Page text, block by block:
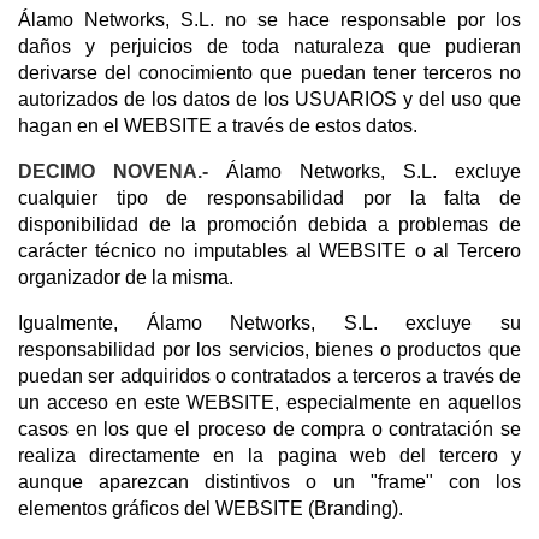
Álamo Networks, S.L. no se hace responsable por los
daños y perjuicios de toda naturaleza que pudieran
derivarse del conocimiento que puedan tener terceros no
autorizados de los datos de los USUARIOS y del uso que
hagan en el WEBSITE a través de estos datos.
DECIMO NOVENA.- Álamo Networks, S.L. excluye
cualquier tipo de responsabilidad por la falta de
disponibilidad de la promoción debida a problemas de
carácter técnico no imputables al WEBSITE o al Tercero
organizador de la misma.
Igualmente, Álamo Networks, S.L. excluye su
responsabilidad por los servicios, bienes o productos que
puedan ser adquiridos o contratados a terceros a través de
un acceso en este WEBSITE, especialmente en aquellos
casos en los que el proceso de compra o contratación se
realiza directamente en la pagina web del tercero y
aunque aparezcan distintivos o un "frame" con los
elementos gráficos del WEBSITE (Branding).